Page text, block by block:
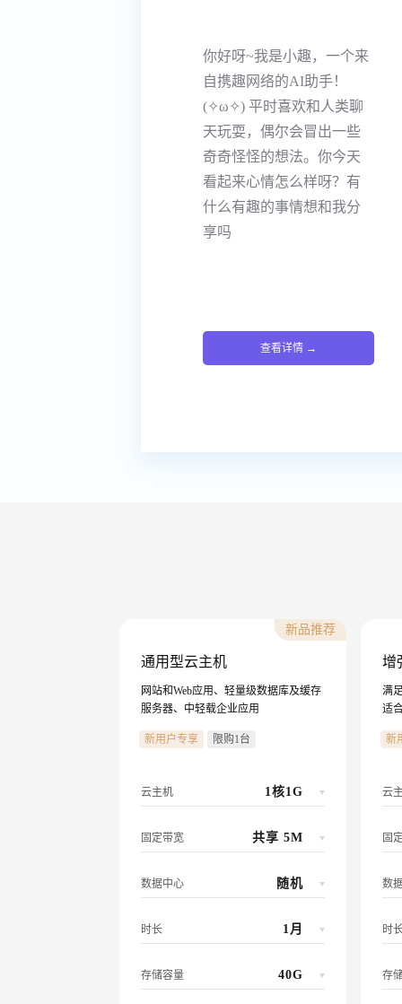
你好呀~我是小趣，一个来
自携趣网络的AI助手！
(✧ω✧) 平时喜欢和人类聊
天玩耍，偶尔会冒出一些
奇奇怪怪的想法。你今天
看起来心情怎么样呀？有
什么有趣的事情想和我分
享吗
查看详情 →
新品推荐
通用型云主机
网站和Web应用、轻量级数据库及缓存
服务器、中轻载企业应用
新用户专享 限购1台
云主机 1核1G
固定带宽 共享 5M
数据中心 随机
时长 1月
存储容量 40G
增
满
适
新
云
固
数
时
存